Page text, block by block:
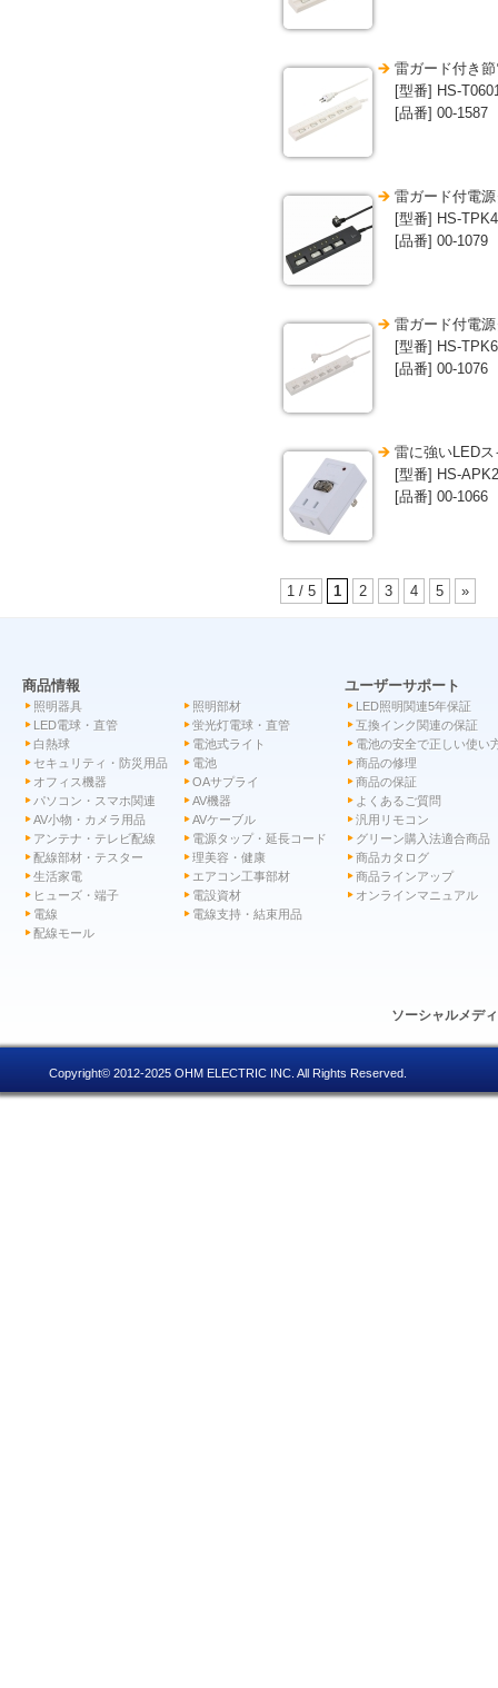
雷ガード付き
[型番] HS-
[品番] 00-1587
雷ガード付電
[型番] HS-
[品番] 00-1079
雷ガード付電
[型番] HS-
[品番] 00-1076
雷に強いLED
[型番] HS-
[品番] 00-1066
1 / 5 1 2 3 4 5 »
商品情報
照明器具
照明部材
LED電球・直管
蛍光灯電球・直管
白熱球
電池式ライト
セキュリティ・防災用品
電池
オフィス機器
OAサプライ
パソコン・スマホ関連
AV機器
AV小物・カメラ用品
AVケーブル
アンテナ・テレビ配線
電源タップ・延長コード
配線部材・テスター
理美容・健康
生活家電
エアコン工事部材
ヒューズ・端子
電設資材
電線
電線支持・結束用品
配線モール
ユーザーサポート
LED照明関連5年保証
互換インク関連の保証
電池の安全で正しい使い
商品の修理
商品の保証
よくあるご質問
汎用リモコン
グリーン購入法適合商品
商品カタログ
商品ラインアップ
オンラインマニュアル
ソーシャルメデ
Copyright© 2012-2025 OHM ELECTRIC INC. All Rights Reserved.